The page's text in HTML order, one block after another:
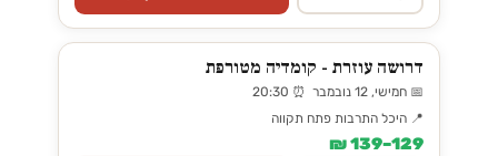
דרושה עוזרת - קומדיה מטורפת
📅 חמישי, 12 נובמבר ⏰ 20:30
📍 היכל התרבות פתח תקווה
129–139 ₪